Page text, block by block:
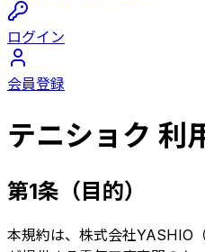
ログイン
会員登録
テニショク 利
第1条（目的）
本規約は、株式会社YASHIO